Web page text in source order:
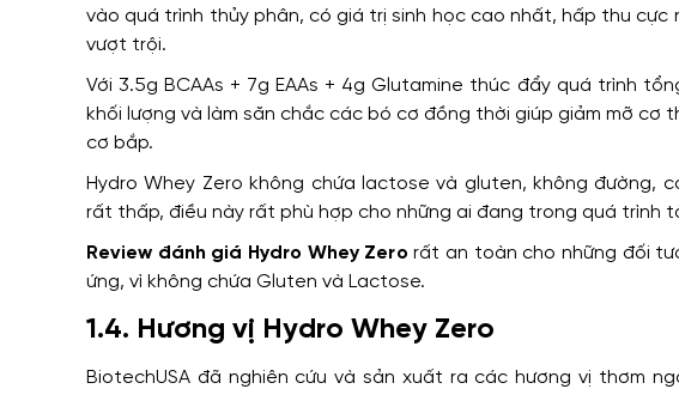
vào quá trình thủy phân, có giá trị sinh học cao nhất, hấp thu
vượt trội.
Với 3.5g BCAAs + 7g EAAs + 4g Glutamine thúc đẩy quá trình
khối lượng và làm săn chắc các bó cơ đồng thời giúp giảm mỡ cơ
cơ bắp.
Hydro Whey Zero không chứa lactose và gluten, không đường,
rất thấp, điều này rất phù hợp cho những ai đang trong quá trình
Review đánh giá Hydro Whey Zero rất an toàn cho những đối
ứng, vì không chứa Gluten và Lactose.
1.4. Hương vị Hydro Whey Zero
BiotechUSA đã nghiên cứu và sản xuất ra các hương vị thơm